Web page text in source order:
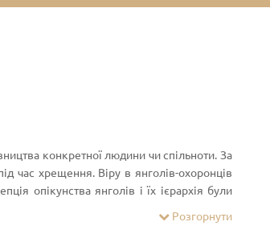
конкретної людини чи спільноти. За
час хрещення. Віру в янголів-охоронців
опікунства янголів і їх ієрархія були
Розгорнути